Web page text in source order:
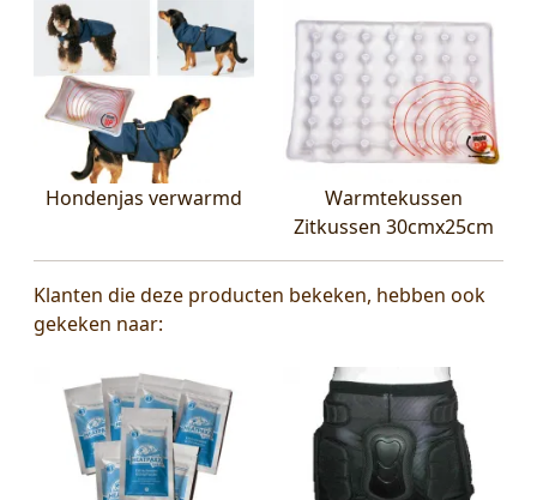
Hondenjas verwarmd
Warmtekussen
Zitkussen 30cmx25cm
Klanten die deze producten bekeken, hebben ook
gekeken naar: